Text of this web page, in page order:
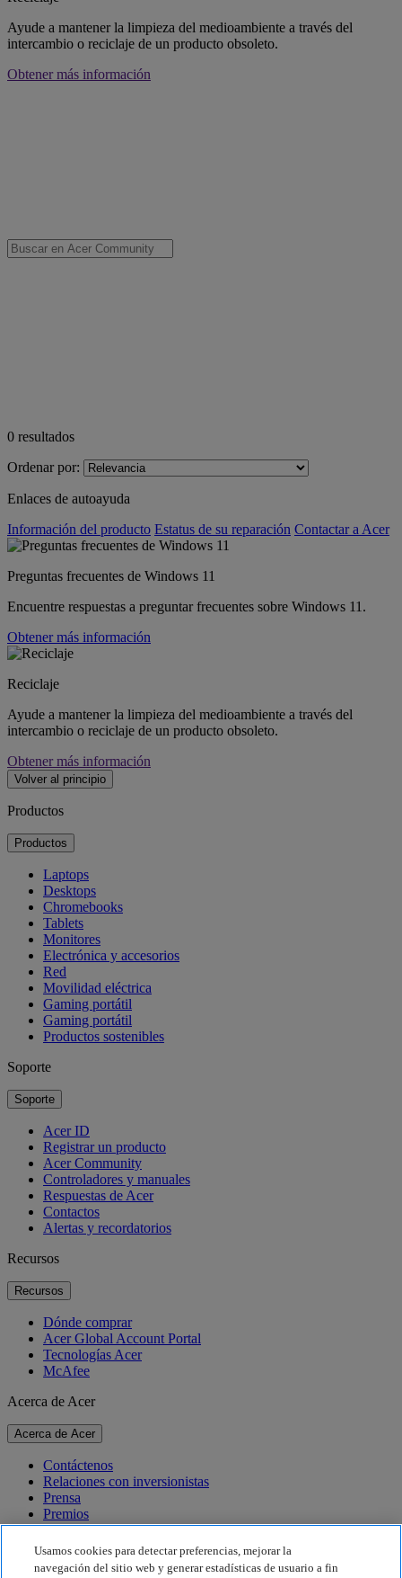
Ayude a mantener la limpieza del medioambiente a través del
intercambio o reciclaje de un producto obsoleto.
Obtener más información
0 resultados
Ordenar por:
Enlaces de autoayuda
Información del producto Estatus de su reparación Contactar a Acer
Preguntas frecuentes de Windows 11
Encuentre respuestas a preguntar frecuentes sobre Windows 11.
Obtener más información
Reciclaje
Ayude a mantener la limpieza del medioambiente a través del
intercambio o reciclaje de un producto obsoleto.
Obtener más información
Volver al principio
Productos
Productos
Laptops
Desktops
Chromebooks
Tablets
Monitores
Electrónica y accesorios
Red
Movilidad eléctrica
Gaming portátil
Gaming portátil
Productos sostenibles
Soporte
Soporte
Acer ID
Registrar un producto
Acer Community
Controladores y manuales
Respuestas de Acer
Contactos
Alertas y recordatorios
Recursos
Recursos
Dónde comprar
Acer Global Account Portal
Tecnologías Acer
McAfee
Acerca de Acer
Acerca de Acer
Contáctenos
Relaciones con inversionistas
Prensa
Premios
Eventos
Sostenibilidad
Usamos cookies para detectar preferencias, mejorar la
navegación del sitio web y generar estadísticas de usuario a fin